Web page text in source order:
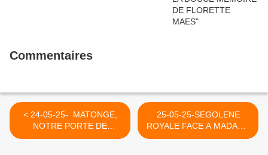
Commentaires
< 24-05-25- MATONGE,
NOTRE PORTE DE
NAMUR (YVAN BALCHOY)
25-05-25-SEGOLENE
ROYALE FACE A MADAME
MABROUK, LES